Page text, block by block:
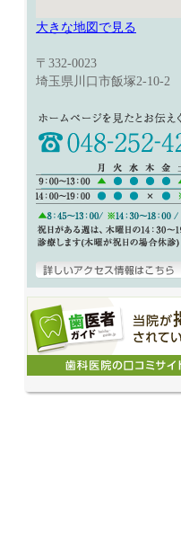
大きな地図で見る
〒332-0023
埼玉県川口市飯塚2-10-2